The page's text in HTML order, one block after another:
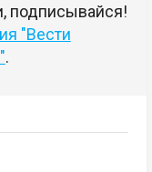
подписывайся!
"Вести
.